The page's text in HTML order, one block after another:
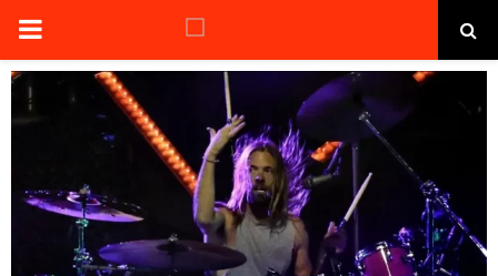
PRIMARY
MENU